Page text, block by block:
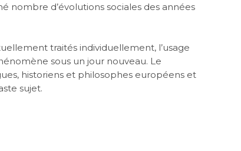
nombre d’évolutions sociales des années
traités individuellement, l’usage
sous un jour nouveau. Le
historiens et philosophes européens et
sujet.